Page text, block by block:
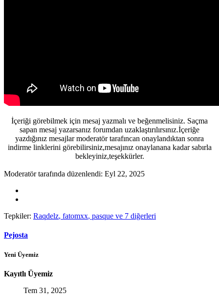
İçeriği görebilmek için mesaj yazmalı ve beğenmelisiniz. Saçma
sapan mesaj yazarsanız forumdan uzaklaştırılırsınız.İçeriğe
yazdığınız mesajlar moderatör tarafıncan onaylandıktan sonra
indirme linklerini görebilirsiniz,mesajınız onaylanana kadar sabırla
bekleyiniz,teşekkürler.
Moderatör tarafında düzenlendi: Eyl 22, 2025
Tepkiler: Raqdelz, fatomxx, pasque ve 7 diğerleri
Pejosta
Yeni Üyemiz
Kayıtlı Üyemiz
Tem 31, 2025